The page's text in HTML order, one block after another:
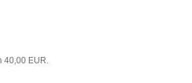
40,00 EUR.